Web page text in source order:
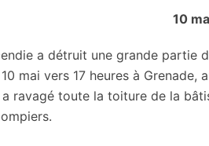
10
a détruit une grande partie
mai vers 17 heures à Grenade,
a ravagé toute la toiture de la